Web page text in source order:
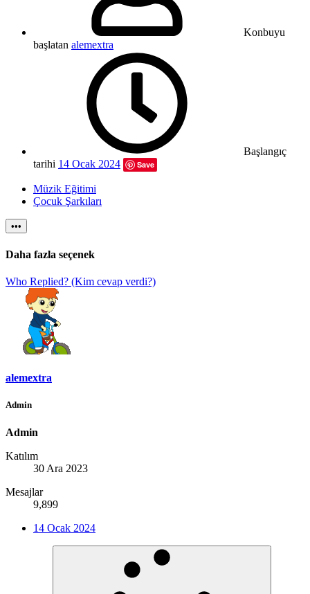
Konbuyu
başlatan alemextra
Başlangıç
tarihi 14 Ocak 2024 Save
Müzik Eğitimi
Çocuk Şarkıları
•••
Daha fazla seçenek
Who Replied? (Kim cevap verdi?)
alemextra
Admin
Admin
Katılım
30 Ara 2023
Mesajlar
9,899
14 Ocak 2024